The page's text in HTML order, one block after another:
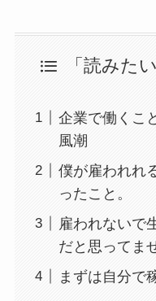
「読みた
企業で働くこ
風潮
僕が雇われれ
ったこと。
雇われないで
だと思ってま
まずは自分で